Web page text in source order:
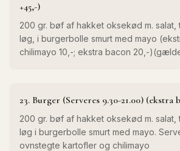
+45,-)
200 gr. bøf af hakket oksekød m. salat,
løg, i burgerbolle smurt med mayo
chilimayo 10,-; ekstra bacon 20,-
23. Burger (Serveres 9.30-21.00) (ekstra
200 gr. bøf af hakket oksekød m. salat,
løg i burgerbolle smurt med mayo.
ovnstegte kartofler og chilimayo